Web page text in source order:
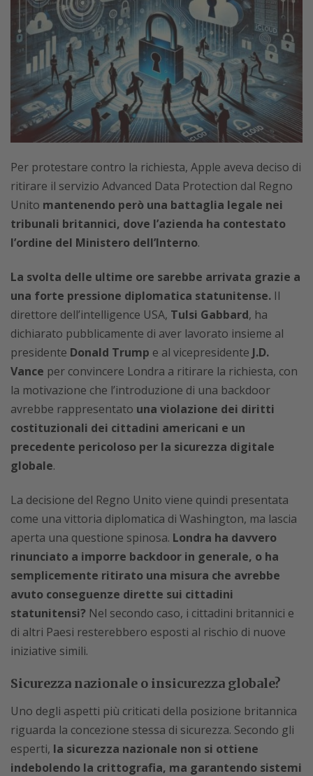
Per protestare contro la richiesta, Apple aveva deciso di
ritirare il servizio Advanced Data Protection dal Regno
Unito mantenendo però una battaglia legale nei
tribunali britannici, dove l’azienda ha contestato
l’ordine del Ministero dell’Interno.
La svolta delle ultime ore sarebbe arrivata grazie a
una forte pressione diplomatica statunitense. Il
direttore dell’intelligence USA, Tulsi Gabbard, ha
dichiarato pubblicamente di aver lavorato insieme al
presidente Donald Trump e al vicepresidente J.D.
Vance per convincere Londra a ritirare la richiesta, con
la motivazione che l’introduzione di una backdoor
avrebbe rappresentato una violazione dei diritti
costituzionali dei cittadini americani e un
precedente pericoloso per la sicurezza digitale
globale.
La decisione del Regno Unito viene quindi presentata
come una vittoria diplomatica di Washington, ma lascia
aperta una questione spinosa. Londra ha davvero
rinunciato a imporre backdoor in generale, o ha
semplicemente ritirato una misura che avrebbe
avuto conseguenze dirette sui cittadini
statunitensi? Nel secondo caso, i cittadini britannici e
di altri Paesi resterebbero esposti al rischio di nuove
iniziative simili.
Sicurezza nazionale o insicurezza globale?
Uno degli aspetti più criticati della posizione britannica
riguarda la concezione stessa di sicurezza. Secondo gli
esperti, la sicurezza nazionale non si ottiene
indebolendo la crittografia, ma garantendo sistemi